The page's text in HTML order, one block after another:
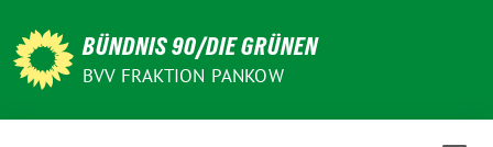
zum
Inhalt
BÜNDNIS 90/DIE GRÜNEN
BVV FRAKTION PANKOW